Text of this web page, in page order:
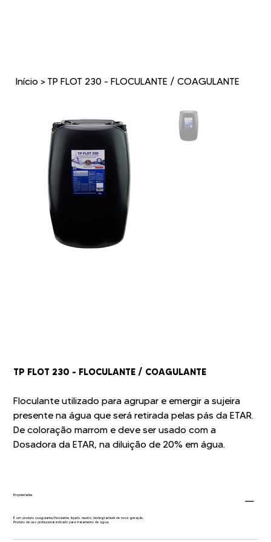
Início > TP FLOT 230 - FLOCULANTE / COAGULANTE
TP FLOT 230 - FLOCULANTE / COAGULANTE
Floculante utilizado para agrupar e emergir a sujeira
presente na água que será retirada pelas pás da ETAR.
De coloração marrom e deve ser usado com a
Dosadora da ETAR, na diluição de 20% em água.
Propriedades
É um produto coagulante/floculante, líquido, neutro, biodegradável de nova geração.
Produto de uso profissional indicado para tratamento de água.